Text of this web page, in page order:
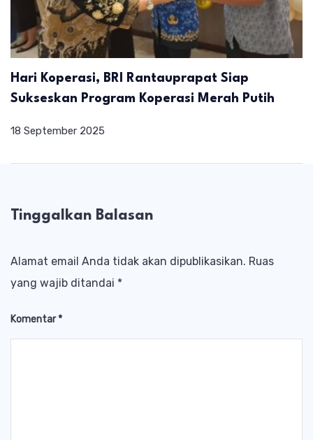
Hari Koperasi, BRI Rantauprapat Siap
Sukseskan Program Koperasi Merah Putih
18 September 2025
Tinggalkan Balasan
Alamat email Anda tidak akan dipublikasikan. Ruas
yang wajib ditandai *
Komentar*